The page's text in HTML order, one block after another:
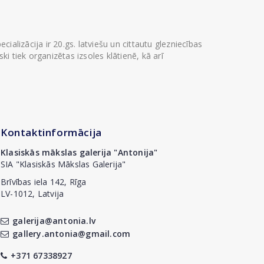
ir 20.gs. latviešu un cittautu glezniecības
tiek organizētas izsoles klātienē, kā arī
Kontaktinformācija
Klasiskās mākslas galerija "Antonija"
SIA "Klasiskās Mākslas Galerija"
Brīvības iela 142, Rīga
LV-1012, Latvija
galerija@antonia.lv
gallery.antonia@gmail.com
+371 67338927